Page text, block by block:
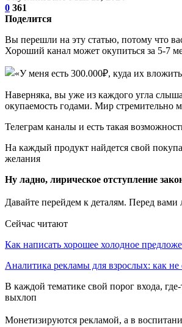
0 361
Поделится
Вы перешли на эту статью, потому что
Хороший канал может окупиться за 5-7
Наверняка, вы уже из каждого угла
окупаемость годами. Мир стремительно
Телеграм каналы и есть такая
На каждый продукт найдется свой
желания
Ну ладно, лирическое отступление
Давайте перейдем к деталям. Перед вами
Сейчас читают
Как написать хорошее холодное
Аналитика рекламы для взрослых: как
В каждой тематике свой порог входа,
выхлоп
Монетизируются рекламой, а в